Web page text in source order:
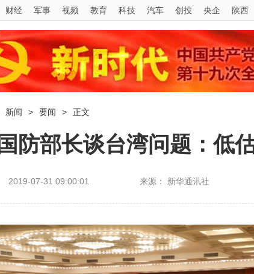
财经 军事 视频 教育 科技 汽车 创投 央企 陕西
新闻 > 要闻 > 正文
国防部长谈台湾问题：低
2019-07-31 09:00:01 来源： 新华通讯社